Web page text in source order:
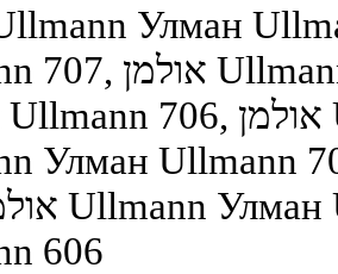
Улман
707, אולמן
Ullmann 706, אולמן
Улман Ullmann
Ullmann Улман
606